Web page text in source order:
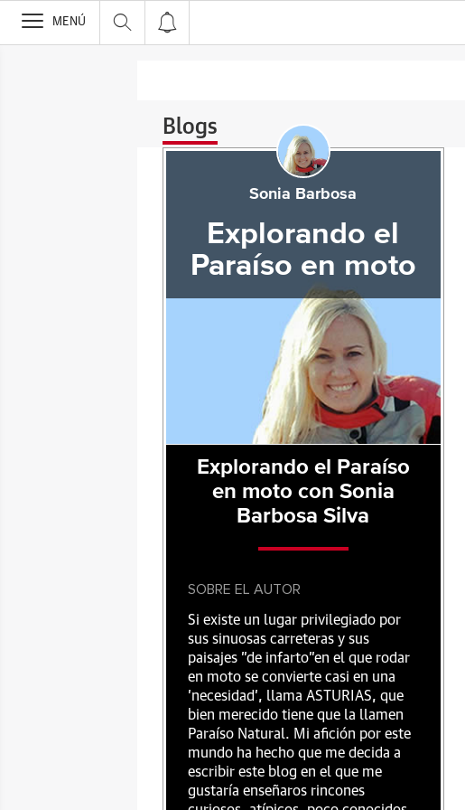
>
MENÚ
Blogs
Sonia Barbosa
Explorando el
Paraíso en moto
Explorando el Paraíso
en moto con Sonia
Barbosa Silva
SOBRE EL AUTOR
Si existe un lugar privilegiado por
sus sinuosas carreteras y sus
paisajes "de infarto"en el que rodar
en moto se convierte casi en una
'necesidad', llama ASTURIAS, que
bien merecido tiene que la llamen
Paraíso Natural. Mi afición por este
mundo ha hecho que me decida a
escribir este blog en el que me
gustaría enseñaros rincones